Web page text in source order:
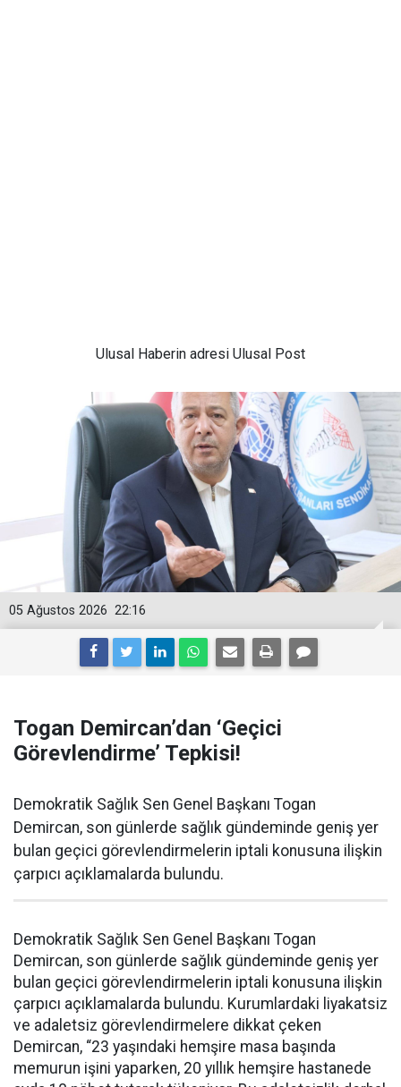
Ulusal Haberin adresi Ulusal Post
22:16
05 Ağustos 2026
Togan Demircan’dan ‘Geçici
Görevlendirme’ Tepkisi!
Demokratik Sağlık Sen Genel Başkanı Togan
Demircan, son günlerde sağlık gündeminde geniş yer
bulan geçici görevlendirmelerin iptali konusuna ilişkin
çarpıcı açıklamalarda bulundu.
Demokratik Sağlık Sen Genel Başkanı Togan
Demircan, son günlerde sağlık gündeminde geniş yer
bulan geçici görevlendirmelerin iptali konusuna ilişkin
çarpıcı açıklamalarda bulundu. Kurumlardaki liyakatsiz
ve adaletsiz görevlendirmelere dikkat çeken
Demircan, “23 yaşındaki hemşire masa başında
memurun işini yaparken, 20 yıllık hemşire hastanede